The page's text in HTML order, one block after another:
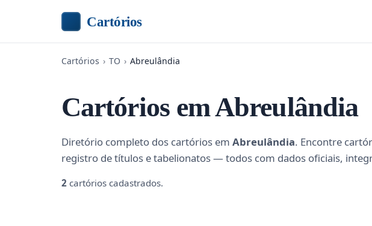
Cartórios
Cartórios › TO › Abreulândia
Cartórios em Abreulândia
Diretório completo dos cartórios em Abreulândia. Encontre
registro de títulos e tabelionatos — todos com dados oficiais,
2 cartórios cadastrados.